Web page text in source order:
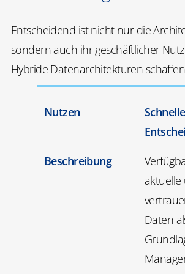
Entscheidend ist nicht nur die
sondern auch ihr geschäftlicher
Hybride Datenarchitekturen
Nutzen
Beschreibung
aktuelle
Daten